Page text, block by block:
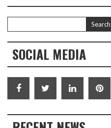
SOCIAL MEDIA